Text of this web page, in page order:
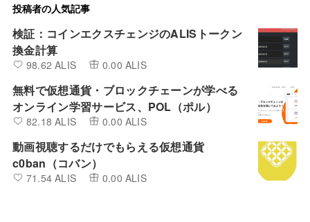
投稿者の人気記事
検証：コインエクスチェンジのALISトークン
換金計算
98.62 ALIS 0.00 ALIS
無料で仮想通貨・ブロックチェーンが学べる
オンライン学習サービス、POL（ポル）
82.18 ALIS 0.00 ALIS
動画視聴するだけでもらえる仮想通貨
c0ban（コバン）
71.54 ALIS 0.00 ALIS